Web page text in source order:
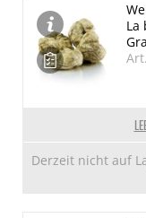
La
Derzeit nicht auf